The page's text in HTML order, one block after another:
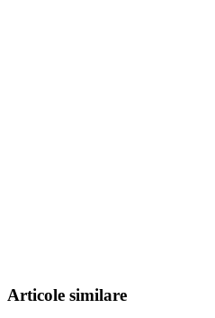
Articole similare